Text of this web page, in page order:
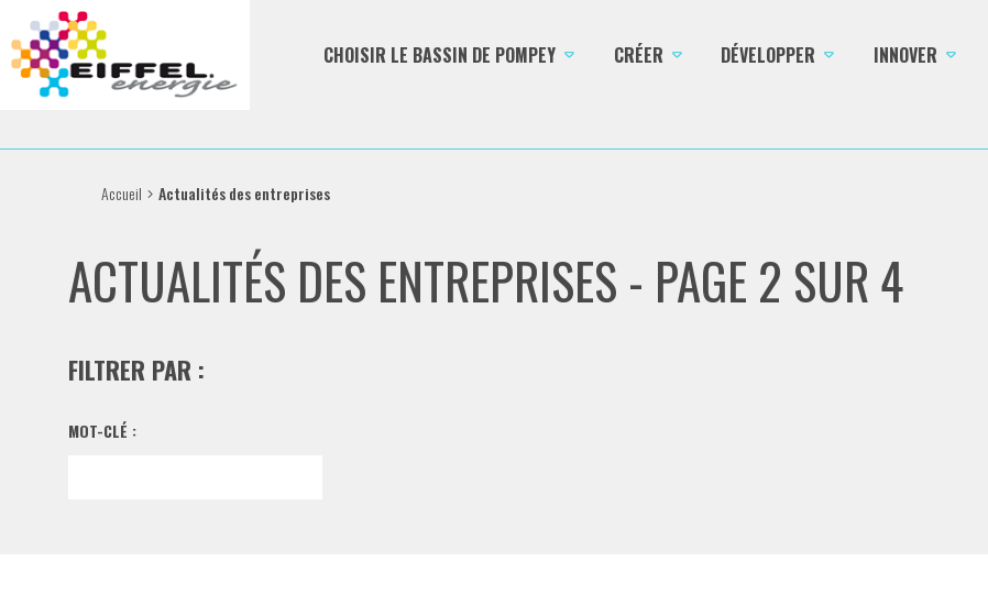
CHOISIR LE BASSIN DE POMPEY CRÉER DÉVELOPPER INNOVER
Accueil Actualités des entreprises
ACTUALITÉS DES ENTREPRISES - PAGE 2 SUR 4
FILTRER PAR :
MOT-CLÉ :